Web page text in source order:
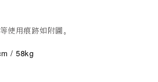
使用痕跡如附圖。
/ 58kg